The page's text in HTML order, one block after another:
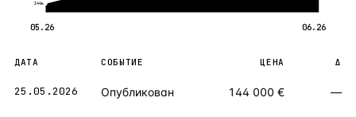
144к
05.26 06.26
ДАТА СОБЫТИЕ ЦЕНА Δ
25.05.2026 Опубликован 144 000 € —